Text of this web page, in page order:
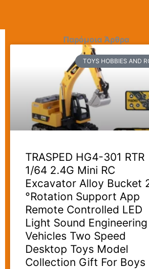
Παρόμοια Άρθρα
TOYS HOBBIES AND
TRASPED HG4-301 RTR
1/64 2.4G Mini RC
Excavator Alloy Bucket
°Rotation Support App
Remote Controlled LED
Light Sound Engineering
Vehicles Two Speed
Desktop Toys Model
Collection Gift For Boys